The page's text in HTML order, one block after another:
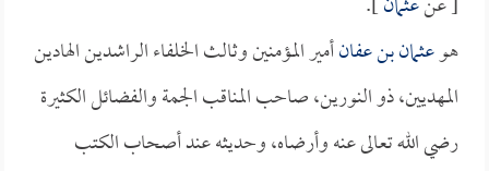
هوعثمان بن عفانأمير المؤمنين وثالث الخلفاء الراشدين الهادين
المهديين، ذو النورين، صاحب المناقب الجمة والفضائل الكثيرة
رضي الله تعالى عنه وأرضاه، وحديثه عند أصحاب الكتب